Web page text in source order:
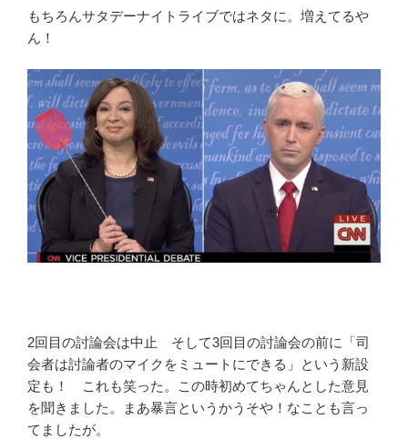
もちろんサタデーナイトライブではネタに。増えてるや
ん！
2回目の討論会は中止 そして3回目の討論会の前に「司
会者は討論者のマイクをミュートにできる」という新設
定も！ これも笑った。この時初めてちゃんとした意見
を聞きました。まあ暴言というかうそや！なことも言っ
てましたが。